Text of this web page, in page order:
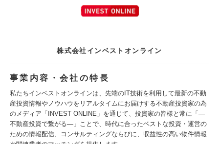
株式会社インベストオンライン
事業内容・会社の特長
私たちインベストオンラインは、先端のIT技術を利用して最新の不動
産投資情報やノウハウをリアルタイムにお届けする不動産投資家の為
のメディア「INVEST ONLINE」を通じて、投資家の皆様と常に「―
不動産投資で繋がる―」ことで、時代に合ったベストな投資・運営の
ための情報配信、コンサルティングならびに、収益性の高い物件情報